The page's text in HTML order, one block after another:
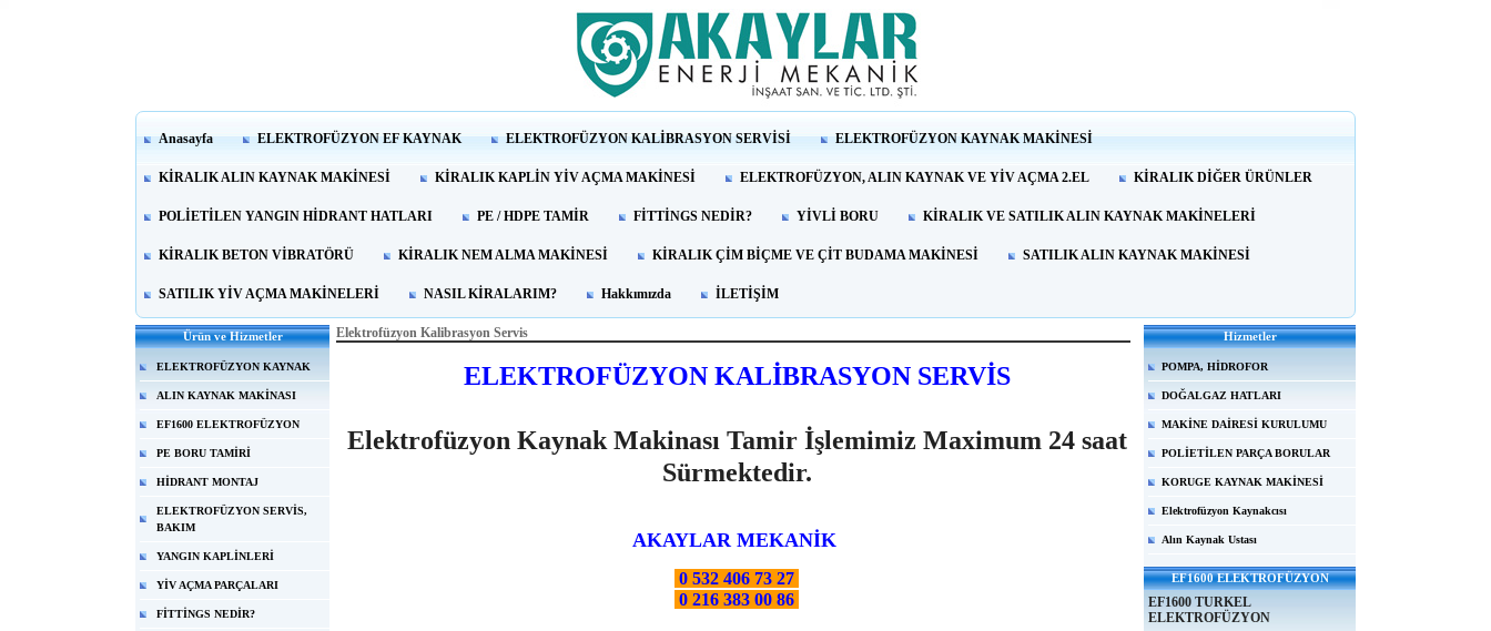
Anasayfa ELEKTROFÜZYON EF KAYNAK ELEKTROFÜZYON KALİBRASYON SERVİSİ ELEKTROFÜZYON KAYNAK MAKİNESİ
KİRALIK ALIN KAYNAK MAKİNESİ KİRALIK KAPLİN YİV AÇMA MAKİNESİ ELEKTROFÜZYON, ALIN KAYNAK VE YİV AÇMA 2.EL KİRALIK DİĞER ÜRÜNLER
POLİETİLEN YANGIN HİDRANT HATLARI PE / HDPE TAMİR FİTTİNGS NEDİR? YİVLİ BORU KİRALIK VE SATILIK ALIN KAYNAK MAKİNELERİ
KİRALIK BETON VİBRATÖRÜ KİRALIK NEM ALMA MAKİNESİ KİRALIK ÇİM BİÇME VE ÇİT BUDAMA MAKİNESİ SATILIK ALIN KAYNAK MAKİNESİ
SATILIK YİV AÇMA MAKİNELERİ NASIL KİRALARIM? Hakkımızda İLETİŞİM
Ürün ve Hizmetler
ELEKTROFÜZYON KAYNAK
ALIN KAYNAK MAKİNASI
EF1600 ELEKTROFÜZYON
PE BORU TAMİRİ
HİDRANT MONTAJ
ELEKTROFÜZYON SERVİS,
BAKIM
YANGIN KAPLİNLERİ
YİV AÇMA PARÇALARI
FİTTİNGS NEDİR?
Elektrofüzyon Kalibrasyon Servis
ELEKTROFÜZYON KALİBRASYON SERVİS
Elektrofüzyon Kaynak Makinası Tamir İşlemimiz Maximum 24 saat
Sürmektedir.
AKAYLAR MEKANİK
0 532 406 73 27
0 216 383 00 86
Hizmetler
POMPA, HİDROFOR
DOĞALGAZ HATLARI
MAKİNE DAİRESİ KURULUMU
POLİETİLEN PARÇA BORULAR
KORUGE KAYNAK MAKİNESİ
Elektrofüzyon Kaynakcısı
Alın Kaynak Ustası
EF1600 ELEKTROFÜZYON
EF1600 TURKEL
ELEKTROFÜZYON